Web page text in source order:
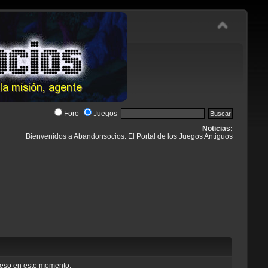
Foro Juegos
Noticias:
Bienvenidos a Abandonsocios: El Portal de los Juegos Antiguos
en este momento.